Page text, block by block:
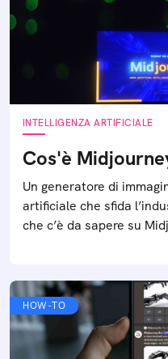
INTELLIGENZA ARTIFICIALE
Cos'è
Un generatore di
artificiale che sfida
che c’è da sapere su
HOW-TO